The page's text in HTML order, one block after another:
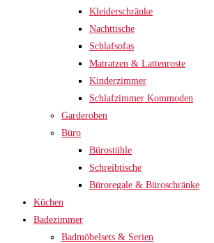
Kleiderschränke
Nachttische
Schlafsofas
Matratzen & Lattenroste
Kinderzimmer
Schlafzimmer Kommoden
Garderoben
Büro
Bürostühle
Schreibtische
Büroregale & Büroschränke
Küchen
Badezimmer
Badmöbelsets & Serien